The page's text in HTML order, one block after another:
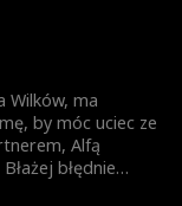
zagrożone,
zrozumiał
już za późno?
Wilków, ma
by móc uciec ze
Alfą
błędnie